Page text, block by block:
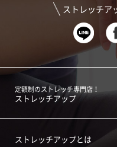
ストレッチア
定額制のストレッチ専門店！
ストレッチアップ
ストレッチアップとは